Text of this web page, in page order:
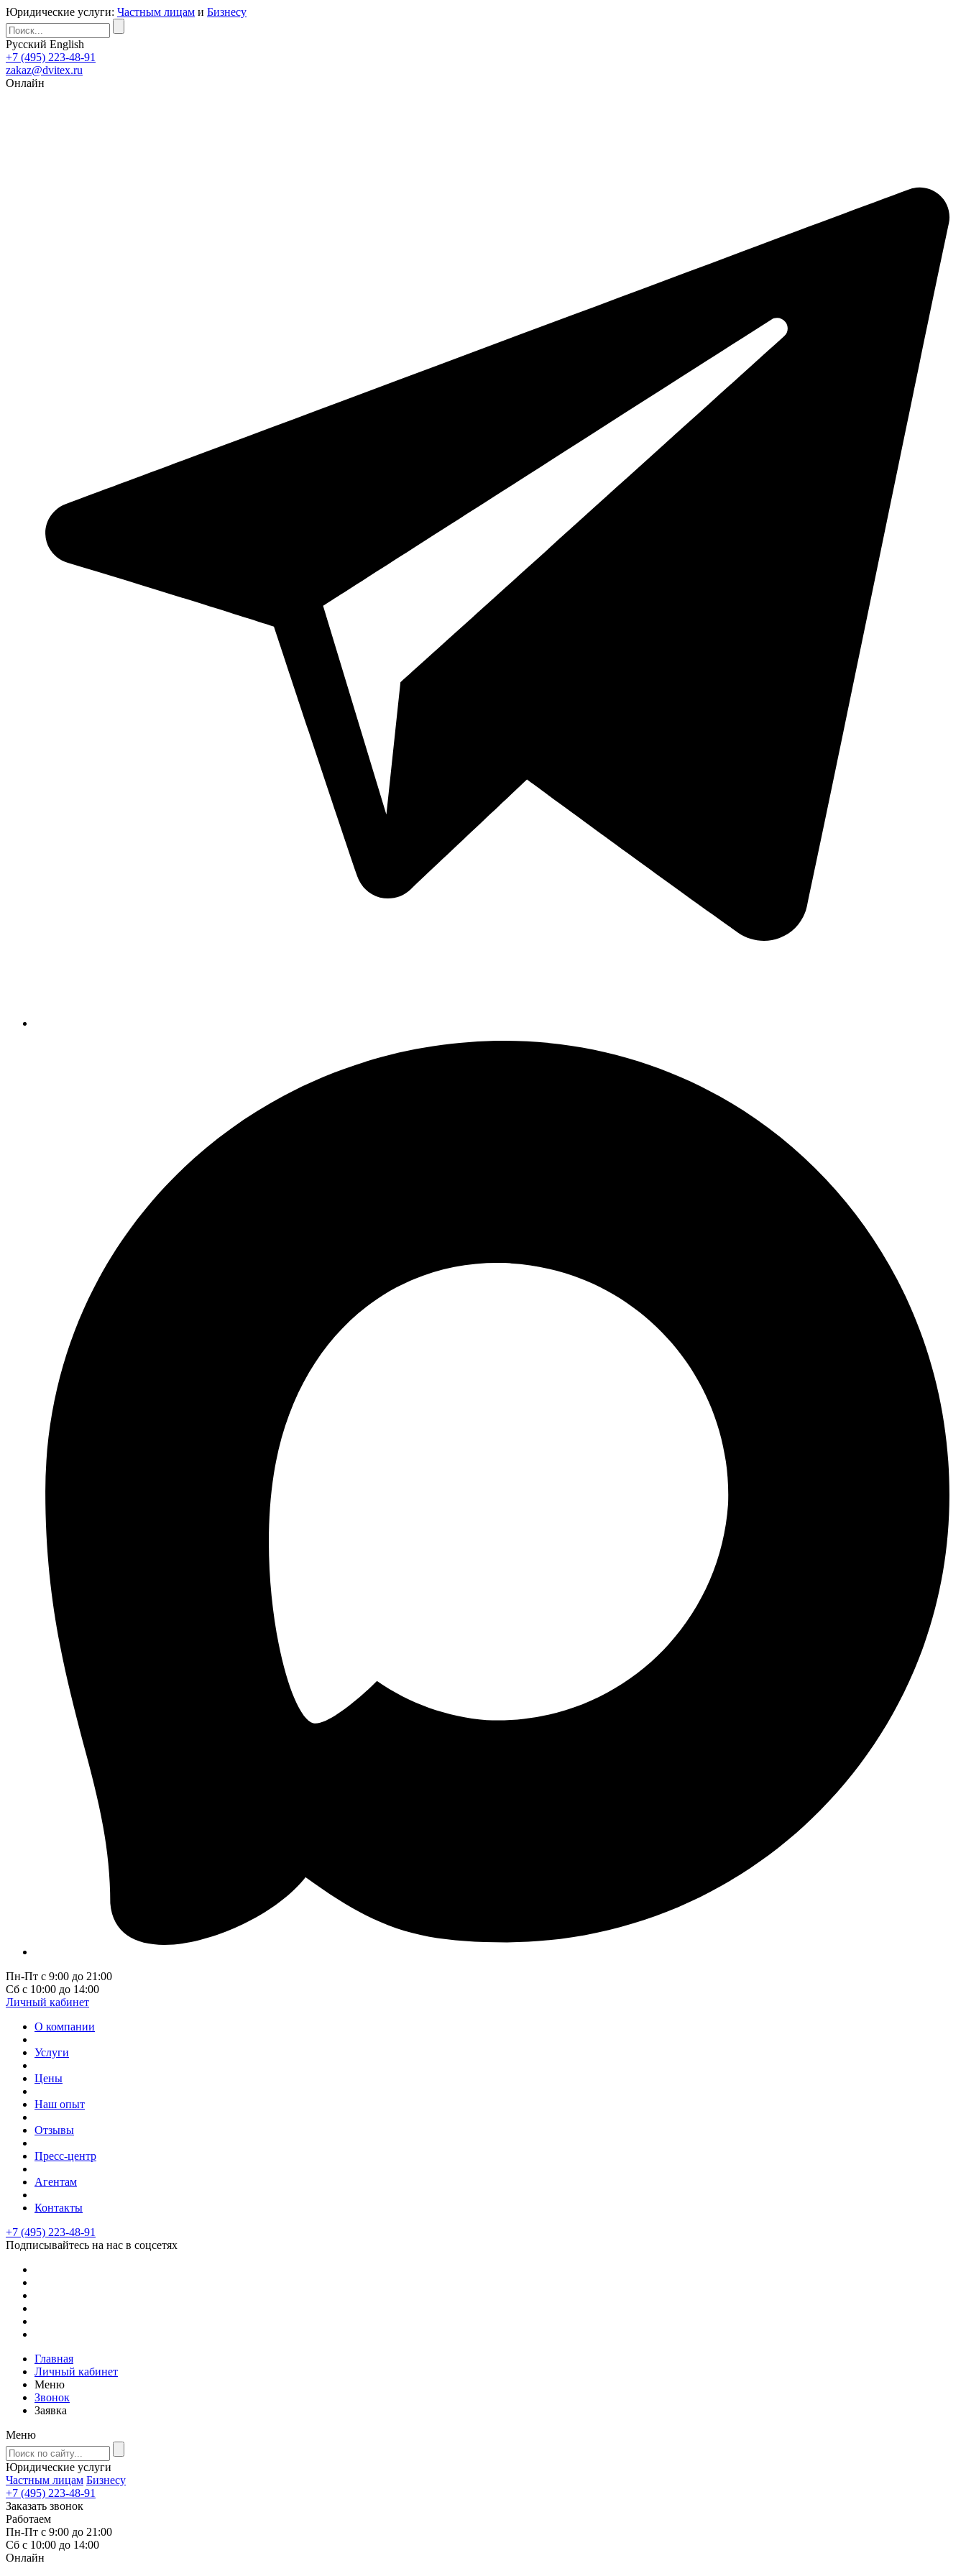
Юридические услуги: Частным лицам и Бизнесу
Русский English
+7 (495) 223-48-91
zakaz@dvitex.ru
Онлайн
Пн-Пт с 9:00 до 21:00
Сб с 10:00 до 14:00
Личный кабинет
О компании
Услуги
Цены
Наш опыт
Отзывы
Пресс-центр
Агентам
Контакты
+7 (495) 223-48-91
Подписывайтесь на нас в соцсетях
Главная
Личный кабинет
Меню
Звонок
Заявка
Меню
Юридические услуги
Частным лицам Бизнесу
+7 (495) 223-48-91
Заказать звонок
Работаем
Пн-Пт с 9:00 до 21:00
Сб с 10:00 до 14:00
Онлайн